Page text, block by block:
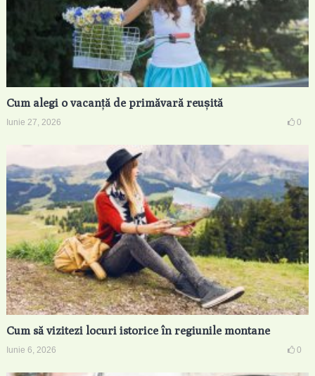
Cum alegi o vacanță de primăvară reușită
Iunie 27, 2026 0
Cum să vizitezi locuri istorice în regiunile montane
Iunie 6, 2026 0